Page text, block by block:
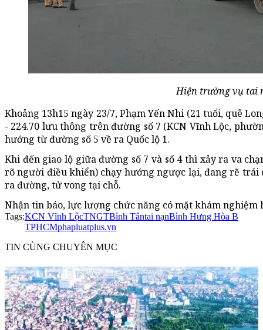
Hiện trường vụ tai
Khoảng 13h15 ngày 23/7, Phạm Yến Nhi (21 tuổi, quê
- 224.70 lưu thông trên đường số 7 (KCN Vĩnh Lộc,
hướng từ đường số 5 về ra Quốc lộ 1.
Khi đến giao lộ giữa đường số 7 và số 4 thì xảy ra va
rõ người điều khiển) chạy hướng ngược lại, đang rẽ trái
ra đường, tử vong tại chỗ.
Nhận tin báo, lực lượng chức năng có mặt khám
Tags:KCN Vĩnh LộcTNGTBình Tântai nạnBình Hưng Hòa B
TPHCMphapluatplus.vn
TIN CÙNG CHUYÊN MỤC